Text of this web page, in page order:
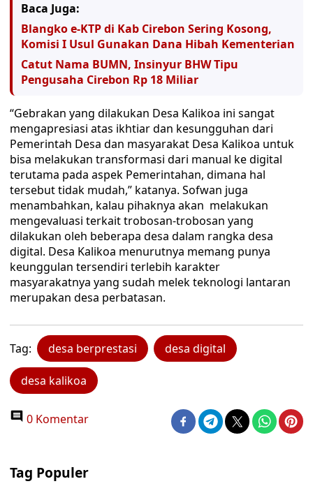
Baca Juga:
Blangko e-KTP di Kab Cirebon Sering Kosong,
Komisi I Usul Gunakan Dana Hibah Kementerian
Catut Nama BUMN, Insinyur BHW Tipu
Pengusaha Cirebon Rp 18 Miliar
“Gebrakan yang dilakukan Desa Kalikoa ini sangat
mengapresiasi atas ikhtiar dan kesungguhan dari
Pemerintah Desa dan masyarakat Desa Kalikoa untuk
bisa melakukan transformasi dari manual ke digital
terutama pada aspek Pemerintahan, dimana hal
tersebut tidak mudah,” katanya. Sofwan juga
menambahkan, kalau pihaknya akan melakukan
mengevaluasi terkait trobosan-trobosan yang
dilakukan oleh beberapa desa dalam rangka desa
digital. Desa Kalikoa menurutnya memang punya
keunggulan tersendiri terlebih karakter
masyarakatnya yang sudah melek teknologi lantaran
merupakan desa perbatasan.
Tag: desa berprestasi desa digital
desa kalikoa
0 Komentar
Tag Populer